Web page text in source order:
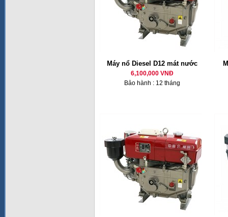
Máy nổ Diesel D12 mát nước
6,100,000 VNĐ
Bảo hành : 12 tháng